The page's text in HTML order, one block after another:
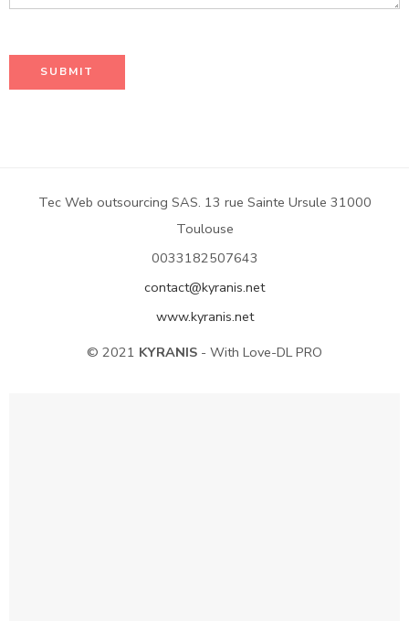
Tec Web outsourcing SAS. 13 rue Sainte Ursule 31000
Toulouse
0033182507643
contact@kyranis.net
www.kyranis.net
© 2021 KYRANIS - With Love-DL PRO